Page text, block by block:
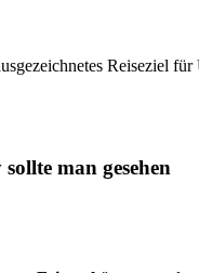
Reiseziel für
man gesehen